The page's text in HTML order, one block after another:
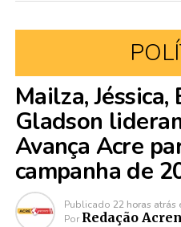
Mailza,
Gladson
Avança Acre
campanha de
Publicado 22 horas atrás
Por Redação